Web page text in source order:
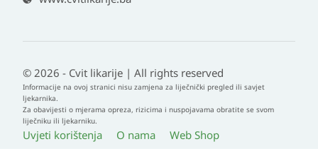
© 2026 - Cvit likarije | All rights reserved
Informacije na ovoj stranici nisu zamjena za liječnički pregled ili savjet
ljekarnika.
Za obavijesti o mjerama opreza, rizicima i nuspojavama obratite se svom
liječniku ili ljekarniku.
Uvjeti korištenja O nama Web Shop